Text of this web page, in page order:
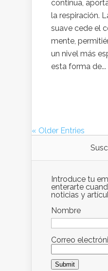
continua,
la respiración.
suave cede el
mente,
un nivel más
esta forma de...
« Older Entries
Introduce tu
enterarte
noticias y
Nombre
Correo